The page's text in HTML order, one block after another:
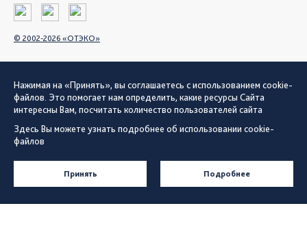
© 2002-2026 «ОТЭКО»
Морские терминалы
Клиентам
Поставщикам
Устойчивое развитие
Нажимая на «Принять», вы соглашаетесь с использованием cookie-
файлов. Это помогает нам определить, какие ресурсы Сайта
интересны Вам, посчитать количество пользователей сайта
Здесь Вы можете узнать подробнее об использовании cookie-
файлов
Принять Подробнее